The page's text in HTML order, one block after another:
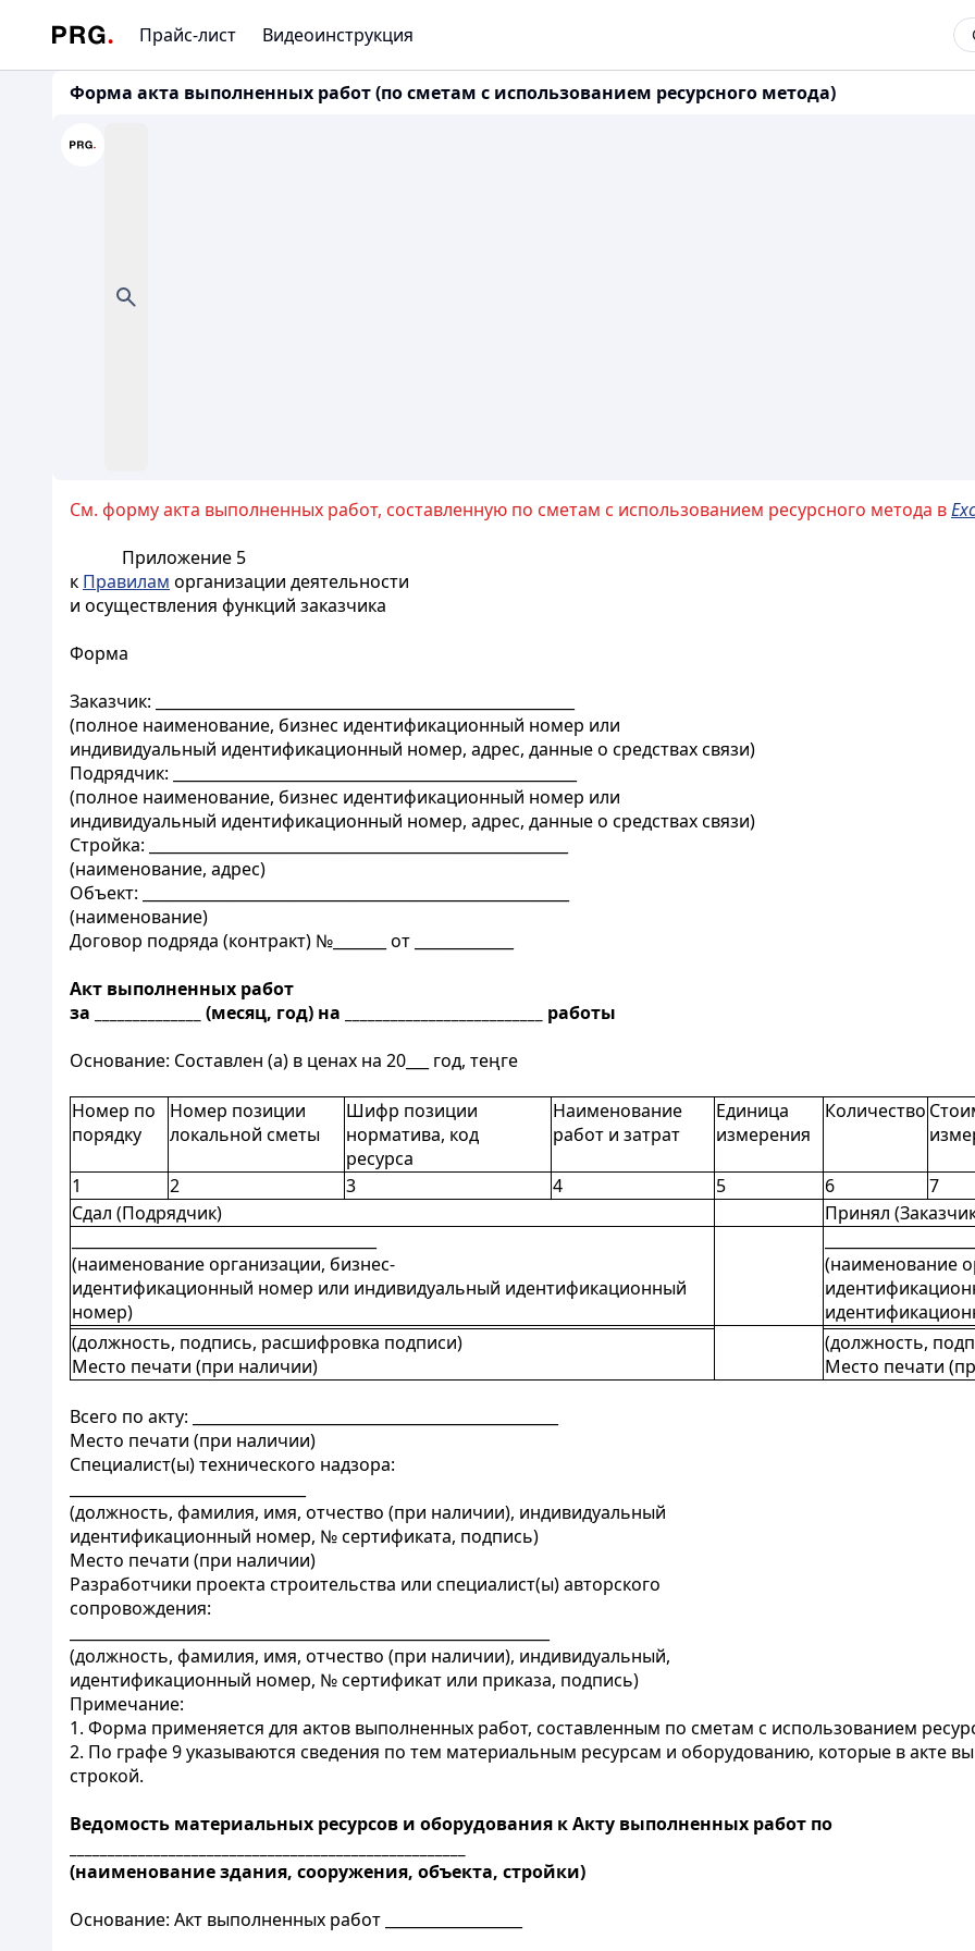
Прайс-лист Видеоинструкция
Форма акта выполненных работ (по сметам с использованием ресурсного метода)
См. форму акта выполненных работ, составленную по сметам с использованием ресурсного метода в
Приложение 5
к Правилам организации деятельности
и осуществления функций заказчика
Форма
Заказчик: _______________________________________________________
(полное наименование, бизнес идентификационный номер или
индивидуальный идентификационный номер, адрес, данные о средствах связи)
Подрядчик: _____________________________________________________
(полное наименование, бизнес идентификационный номер или
индивидуальный идентификационный номер, адрес, данные о средствах связи)
Стройка: _______________________________________________________
(наименование, адрес)
Объект: ________________________________________________________
(наименование)
Договор подряда (контракт) №_______ от _____________
Акт выполненных работ
за ______________ (месяц, год) на __________________________ работы
Основание: Составлен (а) в ценах на 20___ год, теңге
Номер по
порядку
Номер позиции
локальной сметы
Шифр позиции
норматива, код
ресурса
Наименование
работ и затрат
Единица
измерения
Количество
1 2 3 4 5 6
7
Сдал (Подрядчик)
Принял
(наименование организации, бизнес-
идентификационный номер или индивидуальный идентификационный
номер)
(наименование
(должность, подпись, расшифровка подписи)
Место печати (при наличии)
(должность,
Место печати
Всего по акту: ________________________________________________
Место печати (при наличии)
Специалист(ы) технического надзора:
(должность, фамилия, имя, отчество (при наличии), индивидуальный
идентификационный номер, № сертификата, подпись)
Место печати (при наличии)
Разработчики проекта строительства или специалист(ы) авторского
сопровождения:
(должность, фамилия, имя, отчество (при наличии), индивидуальный,
идентификационный номер, № сертификат или приказа, подпись)
Примечание:
1. Форма применяется для актов выполненных работ, составленным по сметам с использованием
2. По графе 9 указываются сведения по тем материальным ресурсам и оборудованию, которые в акте
строкой.
Ведомость материальных ресурсов и оборудования к Акту выполненных работ по
(наименование здания, сооружения, объекта, стройки)
Основание: Акт выполненных работ __________________